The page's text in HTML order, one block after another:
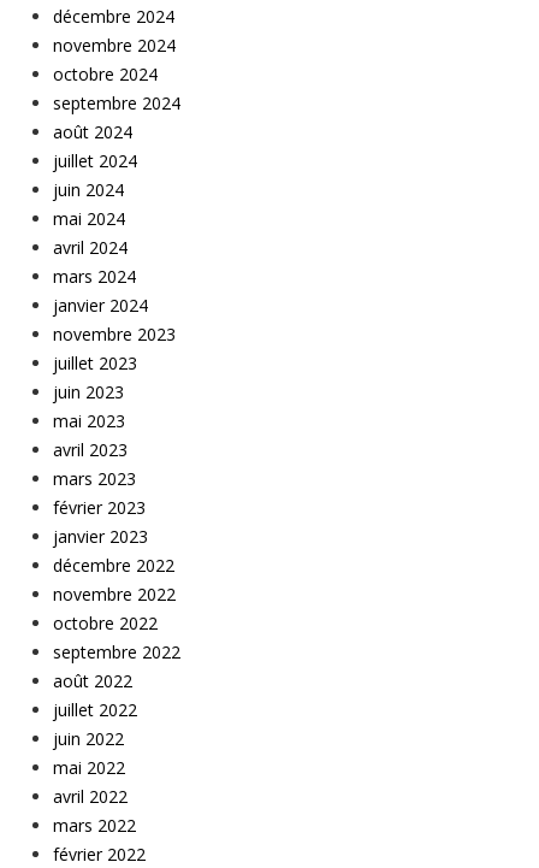
décembre 2024
novembre 2024
octobre 2024
septembre 2024
août 2024
juillet 2024
juin 2024
mai 2024
avril 2024
mars 2024
janvier 2024
novembre 2023
juillet 2023
juin 2023
mai 2023
avril 2023
mars 2023
février 2023
janvier 2023
décembre 2022
novembre 2022
octobre 2022
septembre 2022
août 2022
juillet 2022
juin 2022
mai 2022
avril 2022
mars 2022
février 2022